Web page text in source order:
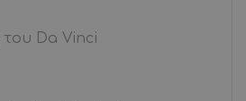
του Da Vinci